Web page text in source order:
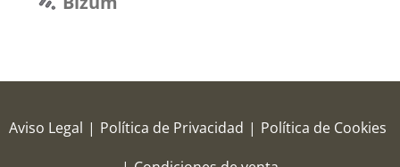
Aviso Legal | Política de Privacidad | Política de Cookies